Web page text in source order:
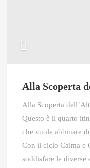
Alla Scoperta
Alla Scoperta
Questo è il quarto
che vuole abbinare
Con il ciclo Calma e
soddisfare le diverse